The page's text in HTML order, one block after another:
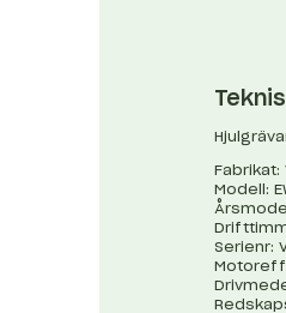
Fabrikat:
Modell:
Serienr: